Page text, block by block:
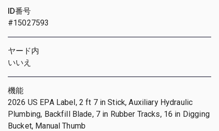
ID番号
#15027593
ヤード内
いいえ
機能
2026 US EPA Label, 2 ft 7 in Stick, Auxiliary Hydraulic
Plumbing, Backfill Blade, 7 in Rubber Tracks, 16 in Digging
Bucket, Manual Thumb